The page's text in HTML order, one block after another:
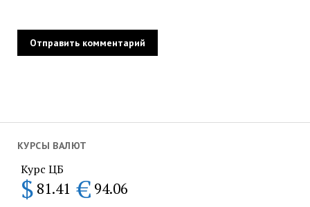
КУРСЫ ВАЛЮТ
Курс ЦБ
$ 81.41 € 94.06